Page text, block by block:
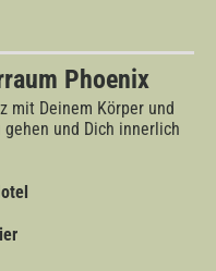
Phoenix
mit Deinem Körper und
und Dich innerlich